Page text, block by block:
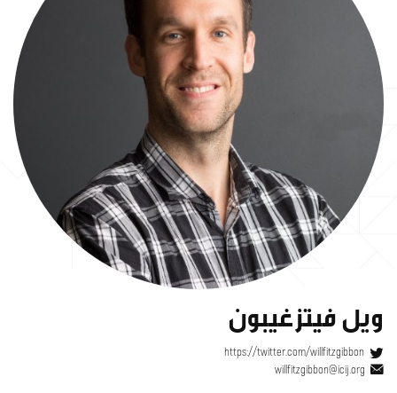
ويل فيتزغيبون
https://twitter.com/willfitzgibbon
willfitzgibbon@icij.org